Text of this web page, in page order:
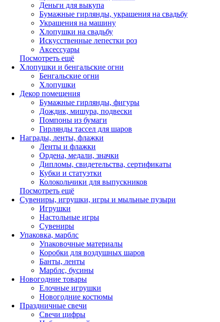
Деньги для выкупа
Бумажные гирлянды, украшения на свадьбу
Украшения на машину
Хлопушки на свадьбу
Искусственные лепестки роз
Аксессуары
Посмотреть ещё
Хлопушки и бенгальские огни
Бенгальские огни
Хлопушки
Декор помещения
Бумажные гирлянды, фигуры
Дождик, мишура, подвески
Помпоны из бумаги
Гирлянды тассел для шаров
Награды, ленты, флажки
Ленты и флажки
Ордена, медали, значки
Дипломы, свидетельства, сертификаты
Кубки и статуэтки
Колокольчики для выпускников
Посмотреть ещё
Сувениры, игрушки, игры и мыльные пузыри
Игрушки
Настольные игры
Сувениры
Упаковка, марблс
Упаковочные материалы
Коробки для воздушных шаров
Банты, ленты
Марблс, бусины
Новогодние товары
Елочные игрушки
Новогодние костюмы
Праздничные свечи
Свечи цифры